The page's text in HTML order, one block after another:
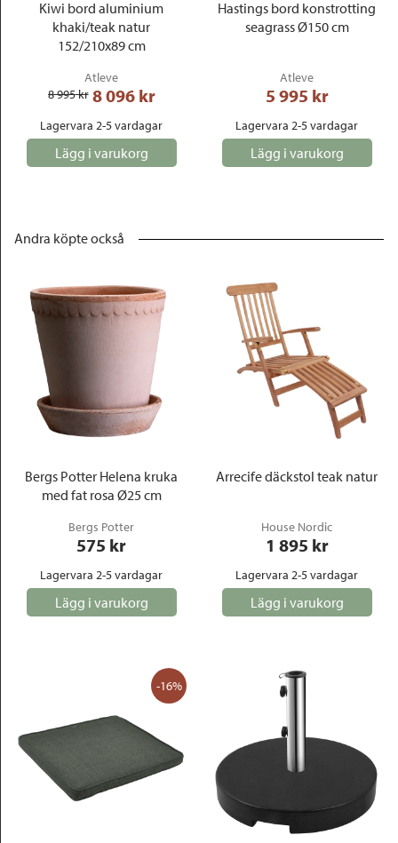
Kiwi bord aluminium
khaki/teak natur
152/210x89 cm
Atleve
8 995 kr 8 096 kr
Lagervara 2-5 vardagar
Lägg i varukorg
Hastings bord konstrotting
seagrass Ø150 cm
Atleve
5 995 kr
Lagervara 2-5 vardagar
Lägg i varukorg
Andra köpte också
Bergs Potter Helena kruka
med fat rosa Ø25 cm
Bergs Potter
575 kr
Lagervara 2-5 vardagar
Lägg i varukorg
Arrecife däckstol teak natur
House Nordic
1 895 kr
Lagervara 2-5 vardagar
Lägg i varukorg
-16%